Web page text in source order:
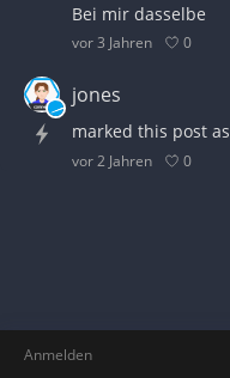
Bei mir dasselbe
vor 3 Jahren 0
jones
marked this post as
vor 2 Jahren
0
Anmelden